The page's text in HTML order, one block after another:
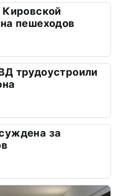
Кировской
пешеходов
трудоустроили
за